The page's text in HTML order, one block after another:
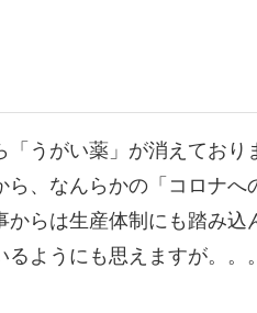
「うがい薬」が消えてお
ら、なんらかの「コロナ
からは生産体制にも踏み
ようにも思えますが。。